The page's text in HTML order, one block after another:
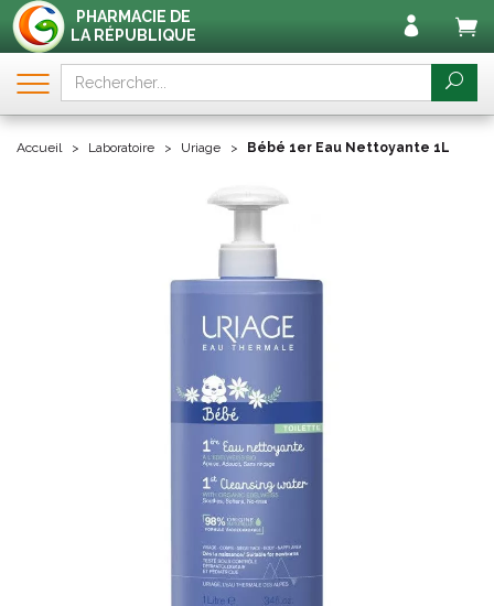
PHARMACIE DE
LA RÉPUBLIQUE
Accueil Laboratoire Uriage Bébé 1er Eau Nettoyante 1L